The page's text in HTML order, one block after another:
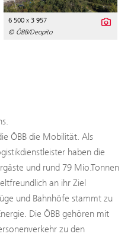
6 500 x 3 957
© ÖBB/Deopito
ÖBB die Mobilität. Als
haben die
und rund 79 Mio.Tonnen
an ihr Ziel
und Bahnhöfe stammt zu
Die ÖBB gehören mit
zu den